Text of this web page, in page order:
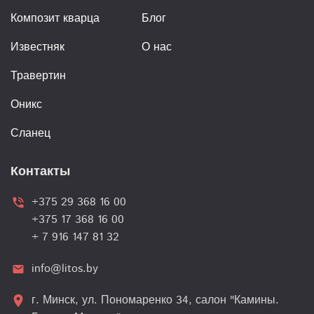
Композит кварца
Известняк
Травертин
Оникс
Сланец
Блог
О нас
Контакты
phone_in_talk +375 29 368 16 00
+375 17 368 16 00
+ 7 916 147 81 32
email info@litos.by
location_on г. Минск, ул. Пономаренко 34, салон "Камины.